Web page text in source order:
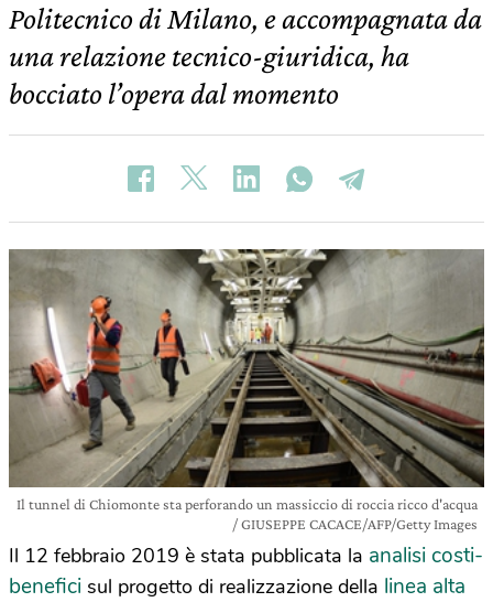
Politecnico di Milano, e accompagnata da
una relazione tecnico-giuridica, ha
bocciato l’opera dal momento
Il tunnel di Chiomonte sta perforando un massiccio di roccia ricco d'acqua
/ GIUSEPPE CACACE/AFP/Getty Images
Il 12 febbraio 2019 è stata pubblicata la analisi costi-
benefici sul progetto di realizzazione della linea alta